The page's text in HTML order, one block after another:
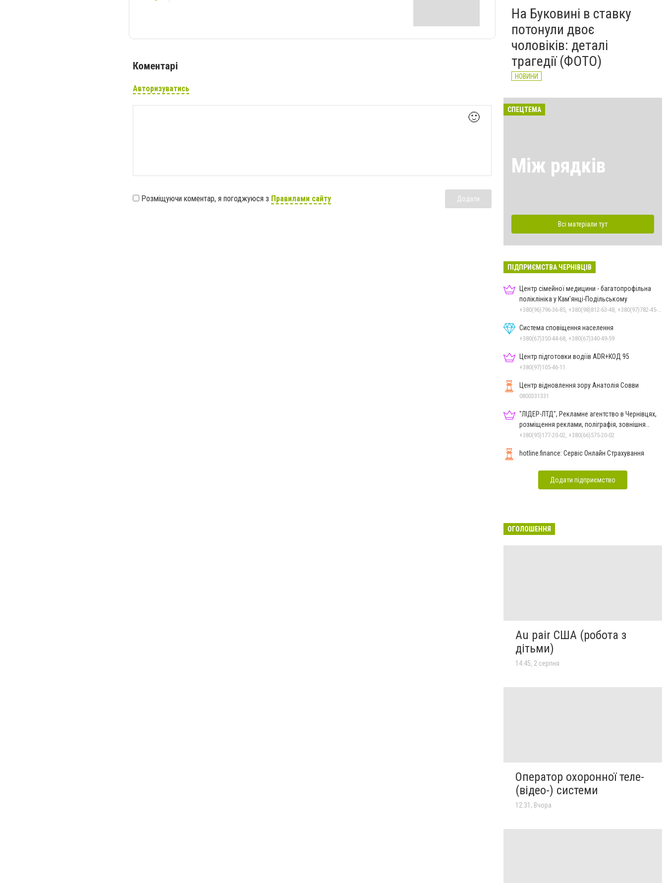
Коментарі
Авторизуватись
🙂
Розміщуючи коментар, я погоджуюся з Правилами сайту Додати
На Буковині в ставку
потонули двоє
чоловіків: деталі
трагедії (ФОТО)
НОВИНИ
СПЕЦТЕМА
Між рядків
Всі матеріали тут
ПІДПРИЄМСТВА ЧЕРНІВЦІВ
Центр сімейної медицини - багатопрофільна
поліклініка у Кам’янці-Подільському
Система сповіщення населення
+380(67)350-44-68, +380(67)340-49-59
Центр підготовки водіїв ADR+КОД 95
+380(97)105-46-11
Центр відновлення зору Анатолія Совви
0800331331
"ЛІДЕР-ЛТД", Рекламне агентство в Чернівцях,
розміщення реклами, поліграфія, зовнішня
реклама
+380(95)177-20-02, +380(66)575-20-02
hotline.finance: Сервіс Онлайн Страхування
Додати підприємство
ОГОЛОШЕННЯ
Au pair США (робота з
дітьми)
14:45, 2 серпня
Оператор охоронної теле-
(відео-) системи
12:31, Вчора